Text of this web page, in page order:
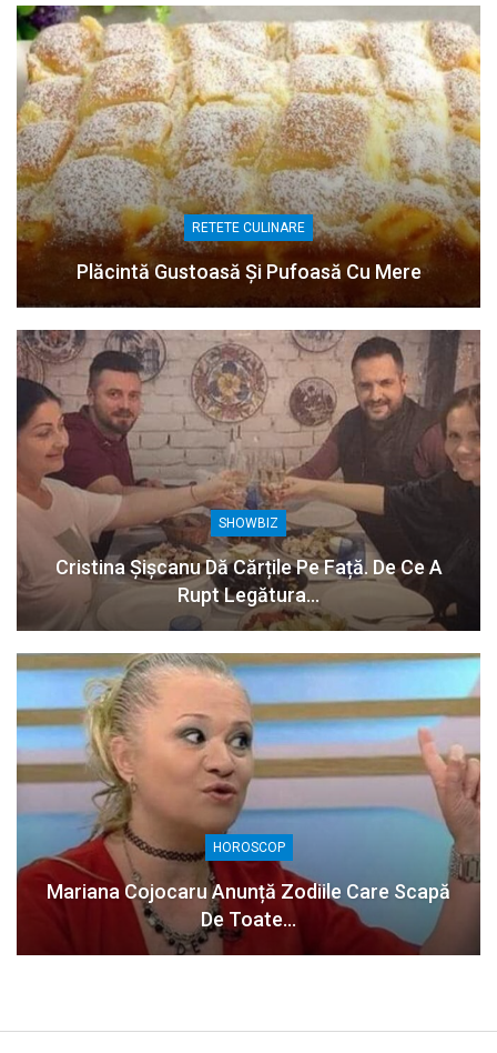
RETETE CULINARE
Plăcintă Gustoasă Și Pufoasă Cu Mere
SHOWBIZ
Cristina Șișcanu Dă Cărțile Pe Față. De Ce A
Rupt Legătura…
HOROSCOP
Mariana Cojocaru Anunță Zodiile Care Scapă
De Toate…